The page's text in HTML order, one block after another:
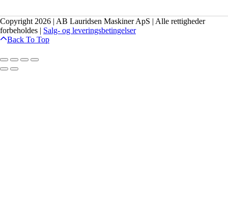
Copyright 2026 | AB Lauridsen Maskiner ApS | Alle rettigheder
forbeholdes | Salg- og leveringsbetingelser
Back To Top